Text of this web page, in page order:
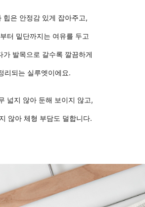
힙은 안정감 있게 잡아주고,
터 밑단까지는 여유를 두고
가 발목으로 갈수록 깔끔하게
리되는 실루엣이에요.
넓지 않아 둔해 보이지 않고,
않아 체형 부담도 덜합니다.